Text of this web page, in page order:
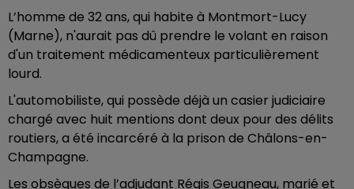
L’homme de 32 ans, qui habite à Montmort-Lucy
(Marne), n'aurait pas dû prendre le volant en raison
d'un traitement médicamenteux particulièrement
lourd.
L'automobiliste, qui possède déjà un casier judiciaire
chargé avec huit mentions dont deux pour des délits
routiers, a été incarcéré à la prison de Châlons-en-
Champagne.
Les obsèques de l’adjudant Régis Geugneau, marié et